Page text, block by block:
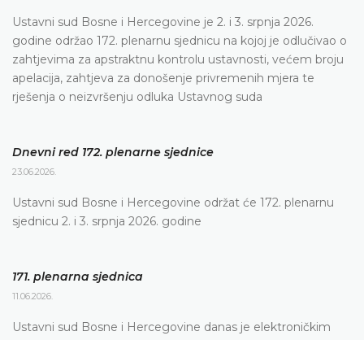
Ustavni sud Bosne i Hercegovine je 2. i 3. srpnja 2026.
godine održao 172. plenarnu sjednicu na kojoj je odlučivao o
zahtjevima za apstraktnu kontrolu ustavnosti, većem broju
apelacija, zahtjeva za donošenje privremenih mjera te
rješenja o neizvršenju odluka Ustavnog suda
Dnevni red 172. plenarne sjednice
23.06.2026.
Ustavni sud Bosne i Hercegovine održat će 172. plenarnu
sjednicu 2. i 3. srpnja 2026. godine
171. plenarna sjednica
11.06.2026.
Ustavni sud Bosne i Hercegovine danas je elektroničkim